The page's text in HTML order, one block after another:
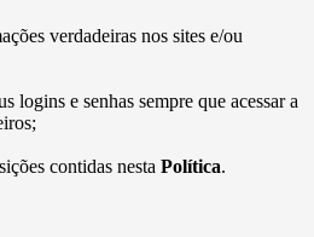
verdadeiras nos sites e/ou
logins e senhas sempre que acessar a
contidas nesta Política.